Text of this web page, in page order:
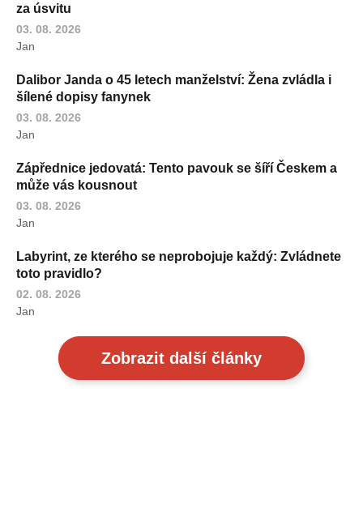
za úsvitu
03. 08. 2026
Jan
Dalibor Janda o 45 letech manželství: Žena zvládla i
šílené dopisy fanynek
03. 08. 2026
Jan
Zápřednice jedovatá: Tento pavouk se šíří Českem a
může vás kousnout
03. 08. 2026
Jan
Labyrint, ze kterého se neprobojuje každý: Zvládnete
toto pravidlo?
02. 08. 2026
Jan
Zobrazit další články